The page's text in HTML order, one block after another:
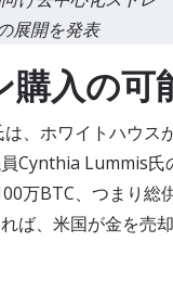
展開を発表
入の可
、ホワイトハウス
Cynthia Lummis氏
万BTC、つまり総
ば、米国が金を売